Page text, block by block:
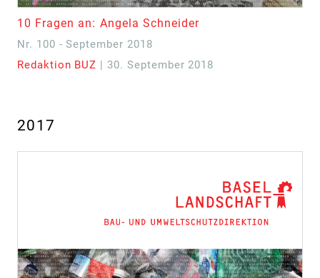
10 Fragen an: Angela Schneider
Nr. 100 - September 2018
Redaktion BUZ | 30. September 2018
2017